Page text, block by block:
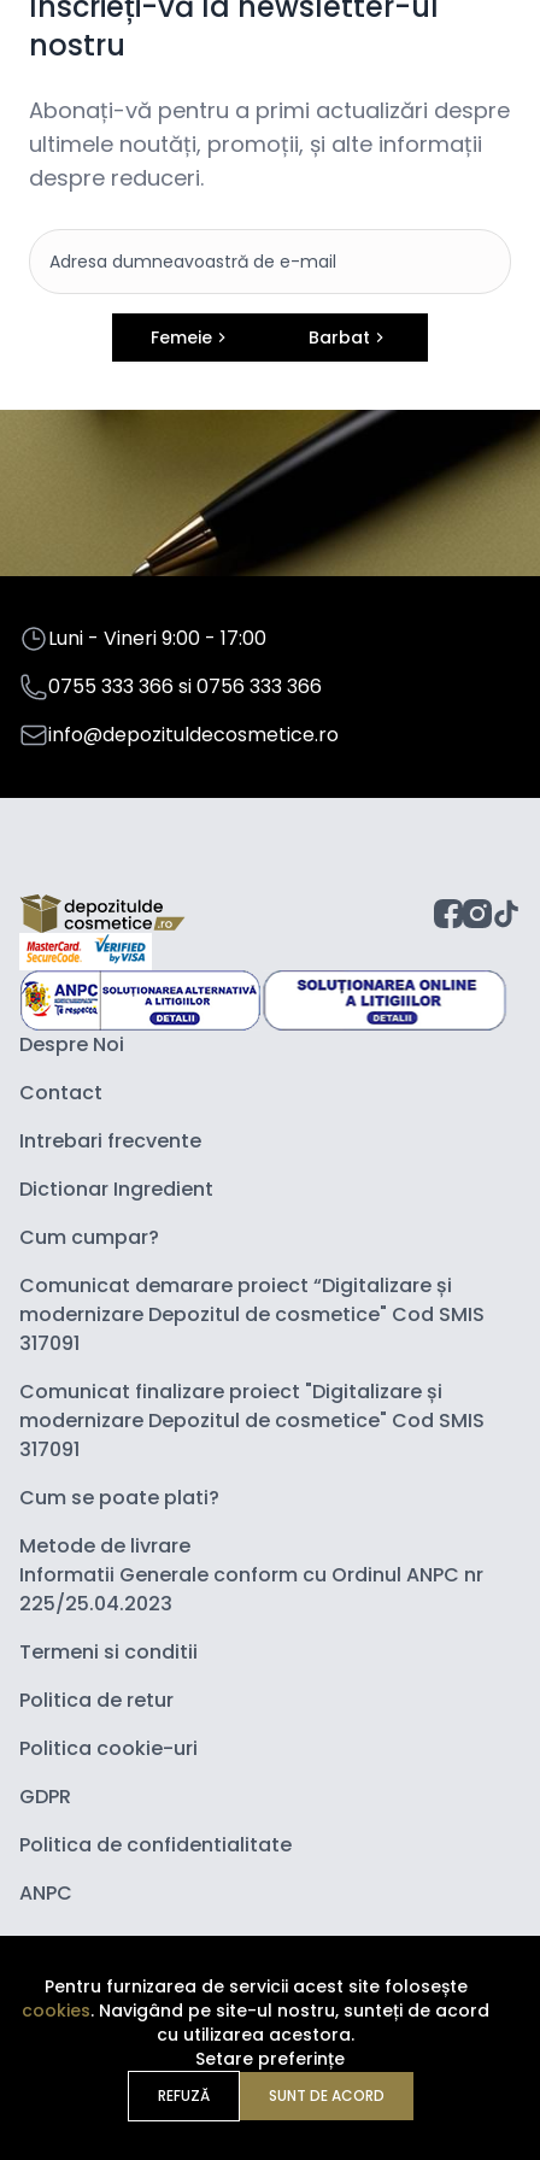
nostru
Abonați-vă pentru a primi actualizări despre
ultimele noutăți, promoții, și alte informații
despre reduceri.
Femeie Barbat
Luni - Vineri 9:00 - 17:00
0755 333 366si0756 333 366
info@depozituldecosmetice.ro
Despre Noi
Contact
Intrebari frecvente
Dictionar Ingredient
Cum cumpar?
Comunicat demarare proiect “Digitalizare și
modernizare Depozitul de cosmetice" Cod SMIS
317091
Comunicat finalizare proiect "Digitalizare și
modernizare Depozitul de cosmetice" Cod SMIS
317091
Cum se poate plati?
Metode de livrare
Informatii Generale conform cu Ordinul ANPC nr
225/25.04.2023
Termeni si conditii
Politica de retur
Politica cookie-uri
GDPR
Politica de confidentialitate
ANPC
Copyright ©2026Depozituldecosmetice.ro. Toate
drepturile sunt rezervate.
Pentru furnizarea de servicii acest site folosește
cookies. Navigând pe site-ul nostru, sunteți de acord
cu utilizarea acestora.
Setare preferințe
REFUZĂ SUNT DE ACORD